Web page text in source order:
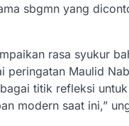
sbgmn yang
rasa syukur
peringatan Maulid
titik refleksi
modern saat ini,”